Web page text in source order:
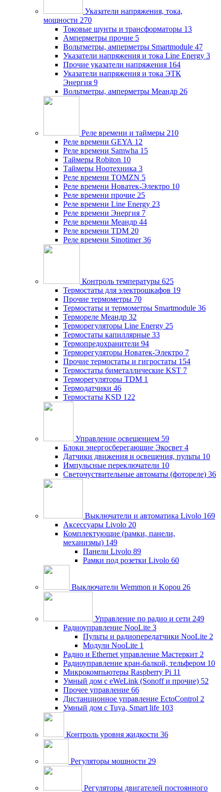
Указатели напряжения, тока,
мощности 270
Токовые шунты и трансформаторы 13
Амперметры прочие 5
Вольтметры, амперметры Smartmodule 47
Указатели напряжения и тока Line Energy 3
Прочие указатели напряжения 164
Указатели напряжения и тока ЭТК
Энергия 9
Вольтметры, амперметры Меандр 26
Реле времени и таймеры 210
Реле времени GEYA 12
Реле времени Samwha 15
Таймеры Robiton 10
Таймеры Ноотехника 3
Реле времени TOMZN 5
Реле времени Новатек-Электро 10
Реле времени прочие 25
Реле времени Line Energy 23
Реле времени Энергия 7
Реле времени Меандр 44
Реле времени TDM 20
Реле времени Sinotimer 36
Контроль температуры 625
Термостаты для электрошкафов 19
Прочие термометры 70
Термостаты и термометры Smartmodule 36
Термореле Меандр 32
Терморегуляторы Line Energy 25
Термостаты капиллярные 33
Термопредохранители 94
Терморегуляторы Новатек-Электро 7
Прочие термостаты и гигростаты 154
Термостаты биметаллические KST 7
Терморегуляторы TDM 1
Термодатчики 46
Термостаты KSD 122
Управление освещением 59
Блоки энергосберегающие Экосвет 4
Датчики движения и освещения, пульты 10
Импульсные переключатели 10
Светочуствительные автоматы (фотореле) 36
Выключатели и автоматика Livolo 169
Аксессуары Livolo 20
Комплектующие (рамки, панели,
механизмы) 149
Панели Livolo 89
Рамки под розетки Livolo 60
Выключатели Wemmon и Kopou 26
Управление по радио и сети 249
Радиоуправление NooLite 3
Пульты и радиопередатчики NooLite 2
Модули NooLite 1
Радио и Ethernet управление Мастеркит 2
Радиоуправление кран-балкой, тельфером 10
Микрокомпьютеры Raspberry Pi 11
Умный дом c eWeLink (Sonoff и прочие) 52
Прочее управление 66
Дистанционное управление EctoControl 2
Умный дом с Tuya, Smart life 103
Контроль уровня жидкости 36
Регуляторы мощности 29
Регуляторы двигателей постоянного